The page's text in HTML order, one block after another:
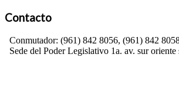
Contacto
Conmutador: (961) 842 8056, (961) 842
Sede del Poder Legislativo 1a. av. sur